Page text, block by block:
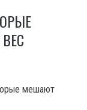
мешают